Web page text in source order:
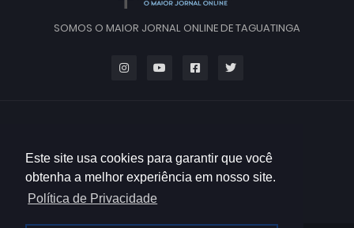
Este site usa cookies para garantir que você
obtenha a melhor experiência em nosso site.
Política de Privacidade
SOMOS O MAIOR JORNAL ONLINE DE TAGUATINGA